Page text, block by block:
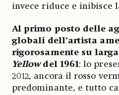
invece riduce e inibisce
Al primo posto delle
globali dell’artista
rigorosamente su
Yellowdel 1961: lo
2012, ancora il rosso
predominante, e tutto